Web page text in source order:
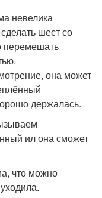
невелика
шест со
перемешать
она может
держалась.
ил она сможет